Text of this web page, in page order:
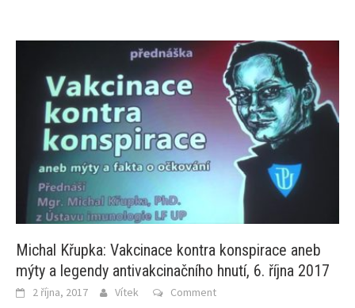
Michal Křupka: Vakcinace kontra konspirace aneb
mýty a legendy antivakcinačního hnutí, 6. října 2017
2 října, 2017 Vítek Comment